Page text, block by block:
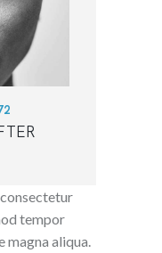
tempor
magna aliqua.